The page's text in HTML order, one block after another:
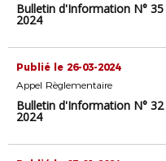
Bulletin d'Information N°
2024
Publié le 26-03-2024
Appel Règlementaire
Bulletin d'Information N°
2024